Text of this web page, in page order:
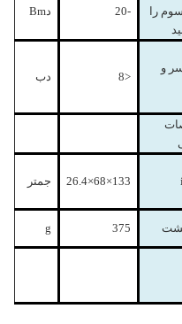
را
-
20 دBm
و
<
8 دب
133
×
68
×
26.4 جمتر
375
g